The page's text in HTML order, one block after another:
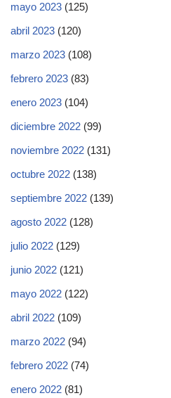
mayo 2023 (125)
abril 2023 (120)
marzo 2023 (108)
febrero 2023 (83)
enero 2023 (104)
diciembre 2022 (99)
noviembre 2022 (131)
octubre 2022 (138)
septiembre 2022 (139)
agosto 2022 (128)
julio 2022 (129)
junio 2022 (121)
mayo 2022 (122)
abril 2022 (109)
marzo 2022 (94)
febrero 2022 (74)
enero 2022 (81)